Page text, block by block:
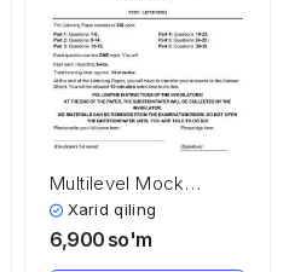
Multilevel Mock
testiga tayyorlanish
uchun listening test
Xarid qiling
6,900 so'm